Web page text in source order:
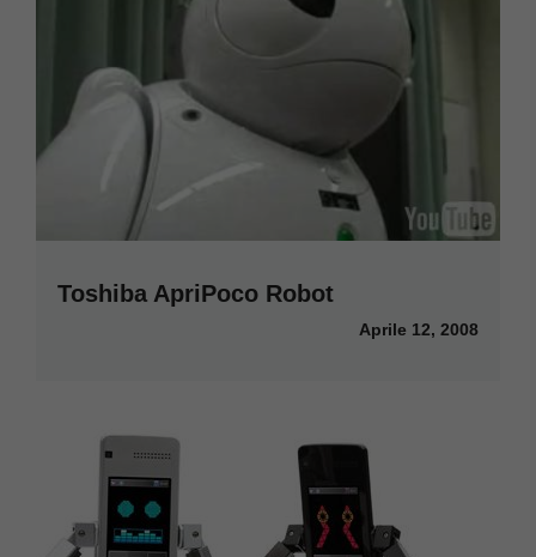
Toshiba ApriPoco Robot
Aprile 12, 2008